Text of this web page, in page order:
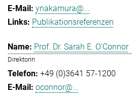
ynakamura@...
Publikationsreferenzen
Prof. Dr. Sarah E. O'Connor
Direktorin
+49 (0)3641 57-1200
oconnor@...